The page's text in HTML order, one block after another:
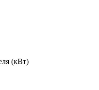
(кВт)